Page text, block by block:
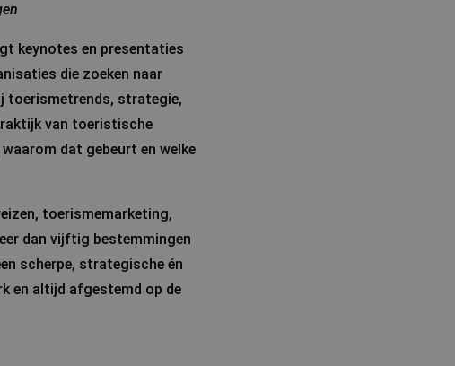
keynotes en presentaties
die zoeken naar
toerismetrends, strategie,
van toeristische
dat gebeurt en welke
toerismemarketing,
dan vijftig bestemmingen
scherpe, strategische én
en altijd afgestemd op de